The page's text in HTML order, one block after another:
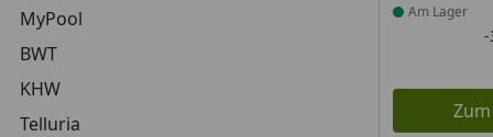
MyPool
BWT
KHW
Telluria
Am Lager
-